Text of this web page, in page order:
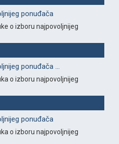
ponuđača
o izboru najpovoljnijeg
ponuđača ...
o izboru najpovoljnijeg
ponuđača
o izboru najpovoljnijeg